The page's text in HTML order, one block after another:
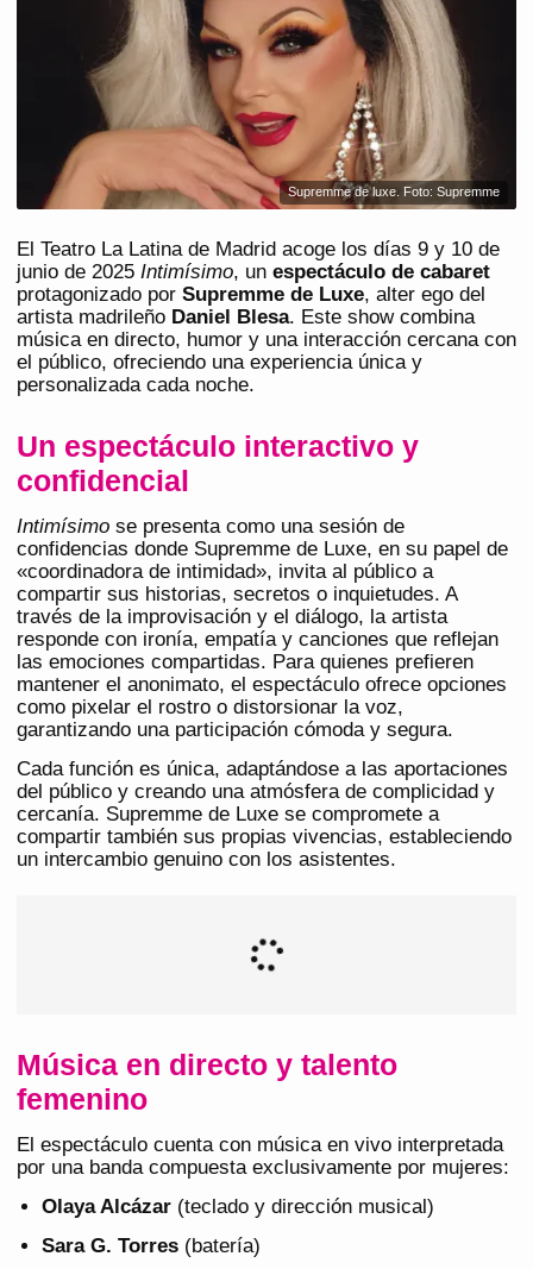
Supremme de luxe. Foto: Supremme
El Teatro La Latina de Madrid acoge los días 9 y 10 de
junio de 2025 Intimísimo, un espectáculo de cabaret
protagonizado por Supremme de Luxe, alter ego del
artista madrileño Daniel Blesa. Este show combina
música en directo, humor y una interacción cercana con
el público, ofreciendo una experiencia única y
personalizada cada noche.
Un espectáculo interactivo y
confidencial
Intimísimo se presenta como una sesión de
confidencias donde Supremme de Luxe, en su papel de
«coordinadora de intimidad», invita al público a
compartir sus historias, secretos o inquietudes. A
través de la improvisación y el diálogo, la artista
responde con ironía, empatía y canciones que reflejan
las emociones compartidas. Para quienes prefieren
mantener el anonimato, el espectáculo ofrece opciones
como pixelar el rostro o distorsionar la voz,
garantizando una participación cómoda y segura.
Cada función es única, adaptándose a las aportaciones
del público y creando una atmósfera de complicidad y
cercanía. Supremme de Luxe se compromete a
compartir también sus propias vivencias, estableciendo
un intercambio genuino con los asistentes.
Música en directo y talento
femenino
El espectáculo cuenta con música en vivo interpretada
por una banda compuesta exclusivamente por mujeres:
Olaya Alcázar (teclado y dirección musical)
Sara G. Torres (batería)